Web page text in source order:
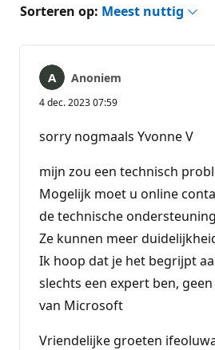
Sorteren op: Meest nuttig
Anoniem
4 dec. 2023 07:59
sorry nogmaals Yvonne V
mijn zou een technisch
Mogelijk moet u online
de technische
Ze kunnen meer
Ik hoop dat je het begrijpt
slechts een expert ben,
van Microsoft
Vriendelijke groeten